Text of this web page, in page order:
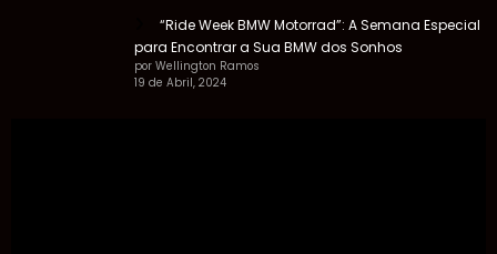
“Ride Week BMW Motorrad”: A Semana Especial
para Encontrar a Sua BMW dos Sonhos
por Wellington Ramos
19 de Abril, 2024